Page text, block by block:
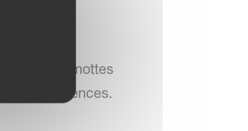
les mottes
lit de semences.